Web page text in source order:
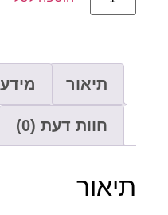
תיאור מידע נוסף
חוות דעת (0)